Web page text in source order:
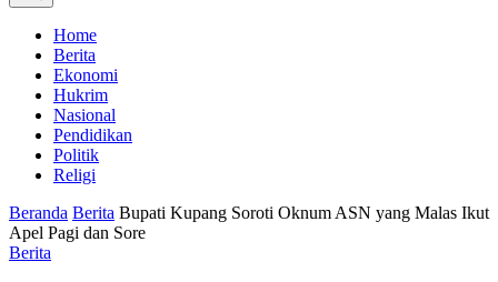
Home
Berita
Ekonomi
Hukrim
Nasional
Pendidikan
Politik
Religi
Beranda Berita Bupati Kupang Soroti Oknum ASN yang Malas Ikut
Apel Pagi dan Sore
Berita